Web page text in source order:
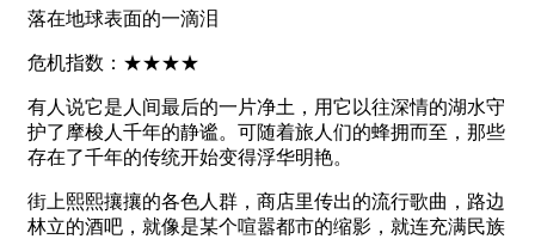
落在地球表面的一滴泪
危机指数：★★★★
有人说它是人间最后的一片净土，用它以往深情的湖水守
护了摩梭人千年的静谧。可随着旅人们的蜂拥而至，那些
存在了千年的传统开始变得浮华明艳。
街上熙熙攘攘的各色人群，商店里传出的流行歌曲，路边
林立的酒吧，就像是某个喧嚣都市的缩影，就连充满民族